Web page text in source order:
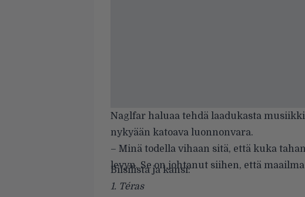
Naglfar haluaa tehdä laadukasta
nykyään katoava luonnonvara.
– Minä todella vihaan sitä, että kuka
levyn. Se on johtanut siihen, että
Biisilista ja kansi:
1. Téras